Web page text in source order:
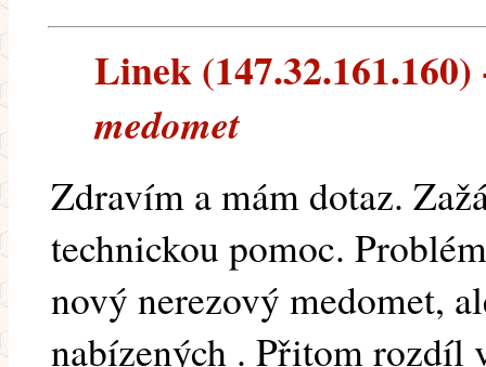
Linek (147.32.161.160)
medomet
Zdravím a mám dotaz.
technickou pomoc.
nový nerezový medomet,
nabízených . Přitom rozdíl